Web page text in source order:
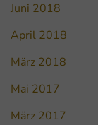
Juni 2018
April 2018
März 2018
Mai 2017
März 2017